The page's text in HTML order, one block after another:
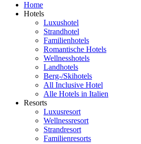
Home
Hotels
Luxushotel
Strandhotel
Familienhotels
Romantische Hotels
Wellnesshotels
Landhotels
Berg-/Skihotels
All Inclusive Hotel
Alle Hotels in Italien
Resorts
Luxusresort
Wellnessresort
Strandresort
Familienresorts